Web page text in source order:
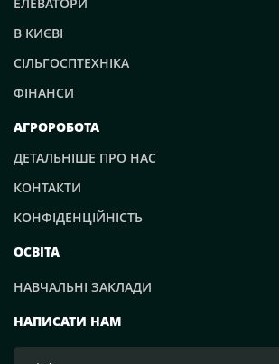
НАПИСАТИ НАМ
В КИЄВІ
СІЛЬГОСПТЕХНІКА
ФІНАНСИ
АГРОРОБОТА
ДЕТАЛЬНІШЕ ПРО НАС
КОНТАКТИ
КОНФІДЕНЦІЙНІСТЬ
ОСВІТА
НАВЧАЛЬНІ ЗАКЛАДИ